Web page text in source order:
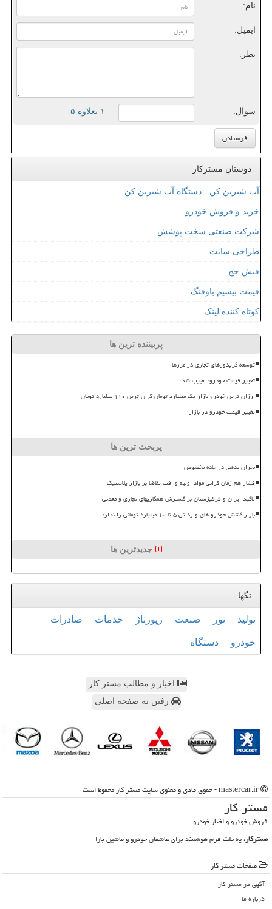
نام:
ایمیل:
نظر:
سوال: = ۱ بعلاوه ۵
دوستان مسترکار
آب شیرین کن - دستگاه آب شیرین کن
خرید و فروش خودرو
شرکت صنعتی سخت پوشش
طراحی سایت
فیش حج
قیمت بیسیم باوفنگ
کوتاه کننده لینک
پربیننده ترین ها
توسعه کریدورهای تجاری در مرزها
تغییر قیمت خودرو، عجیب شد
ارزان ترین خودرو بازار یک میلیارد تومان گران ترین ۱۱۰ میلیارد تومان
تغییر قیمت خودرو در بازار
پربحث ترین ها
بحران بدهی در جاده مخصوص
فشار هم زمان گرانی مواد اولیه و افت تقاضا بر بازار پلاستیک
تأکید ایران و قرقیزستان بر گسترش همکاریهای تجاری و معدنی
بازار کشش خودرو های وارداتی ۵ تا ۱۰ میلیارد تومانی را ندارد
جدیدترین ها
تگها
تولید تور صنعت رپورتاژ خدمات صادرات
خودرو دستگاه
اخبار و مطالب مستر کار
رفتن به صفحه اصلی
مستر كار
فروش خودرو و اخبار خودرو
مسترکار، یه پلت فرم هوشمند برای عاشقان خودرو و ماشین بازا
صفحات مستر كار
آگهی در مستر كار
درباره ما